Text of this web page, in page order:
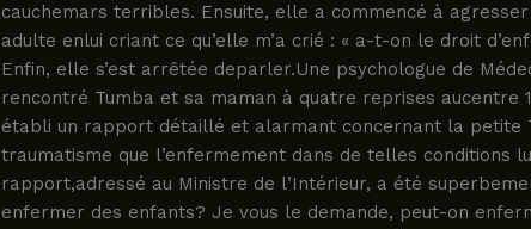
cauchemars terribles. Ensuite, elle a commencé à
adulte enlui criant ce qu’elle m’a crié : « a-t-on le droit
Enfin, elle s’est arrêtée deparler.Une psychologue de
rencontré Tumba et sa maman à quatre reprises aucentre
établi un rapport détaillé et alarmant concernant la petite
traumatisme que l’enfermement dans de telles conditions
rapport,adressé au Ministre de l’Intérieur, a été
enfermer des enfants? Je vous le demande, peut-on